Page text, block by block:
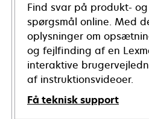
Find svar på produkt-
spørgsmål online. Med
oplysninger om
og fejlfinding af en
interaktive
af instruktionsvideoer.
Få teknisk support